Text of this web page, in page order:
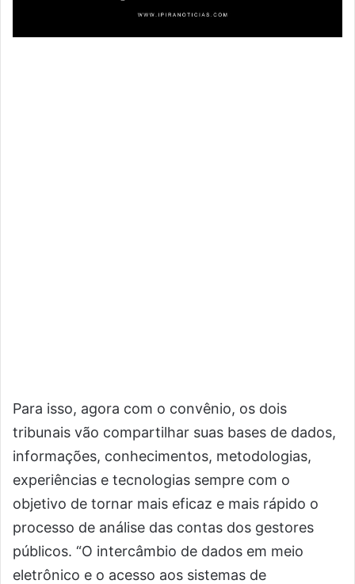
Para isso, agora com o convênio, os dois
tribunais vão compartilhar suas bases de dados,
informações, conhecimentos, metodologias,
experiências e tecnologias sempre com o
objetivo de tornar mais eficaz e mais rápido o
processo de análise das contas dos gestores
públicos. “O intercâmbio de dados em meio
eletrônico e o acesso aos sistemas de